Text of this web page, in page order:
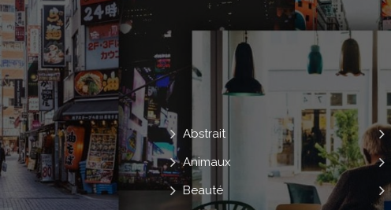
Grâce Charmant Regarder
Abstrait
Animaux
Beauté